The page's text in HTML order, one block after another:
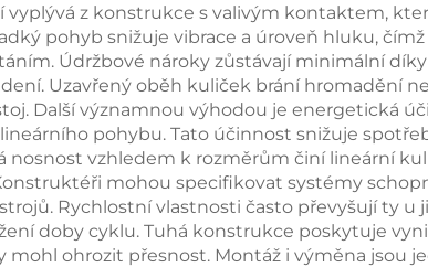
z konstrukce s valivým kontaktem,
pohyb snižuje vibrace a úroveň hluku,
Údržbové nároky zůstávají minimální
Uzavřený oběh kuliček brání hromadění
Další významnou výhodou je energetická
pohybu. Tato účinnost snižuje
vzhledem k rozměrům činí lineární
mohou specifikovat systémy
Rychlostní vlastnosti často převyšují ty
doby cyklu. Tuhá konstrukce poskytuje
ohrozit přesnost. Montáž i výměna jsou